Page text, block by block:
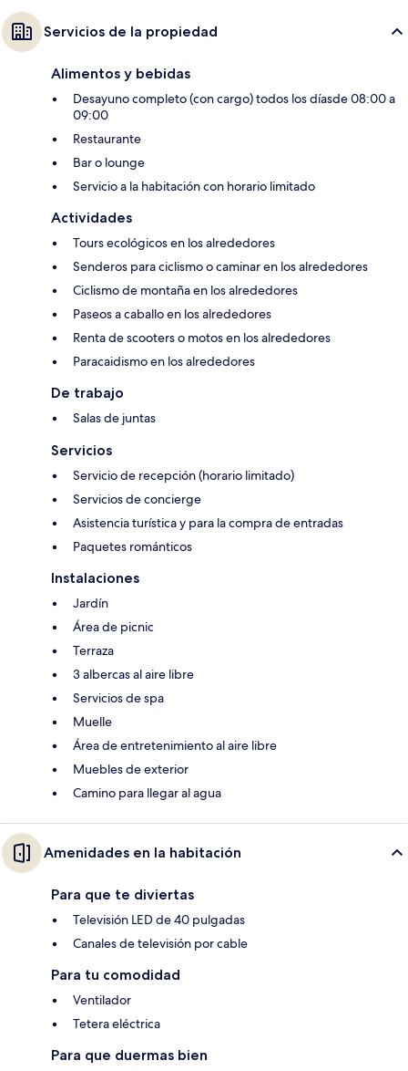
Servicios de la propiedad
Alimentos y bebidas
Desayuno completo (con cargo) todos los díasde 08:00 a
09:00
Restaurante
Bar o lounge
Servicio a la habitación con horario limitado
Actividades
Tours ecológicos en los alrededores
Senderos para ciclismo o caminar en los alrededores
Ciclismo de montaña en los alrededores
Paseos a caballo en los alrededores
Renta de scooters o motos en los alrededores
Paracaidismo en los alrededores
De trabajo
Salas de juntas
Servicios
Servicio de recepción (horario limitado)
Servicios de concierge
Asistencia turística y para la compra de entradas
Paquetes románticos
Instalaciones
Jardín
Área de picnic
Terraza
3 albercas al aire libre
Servicios de spa
Muelle
Área de entretenimiento al aire libre
Muebles de exterior
Camino para llegar al agua
Amenidades en la habitación
Para que te diviertas
Televisión LED de 40 pulgadas
Canales de televisión por cable
Para tu comodidad
Ventilador
Tetera eléctrica
Para que duermas bien